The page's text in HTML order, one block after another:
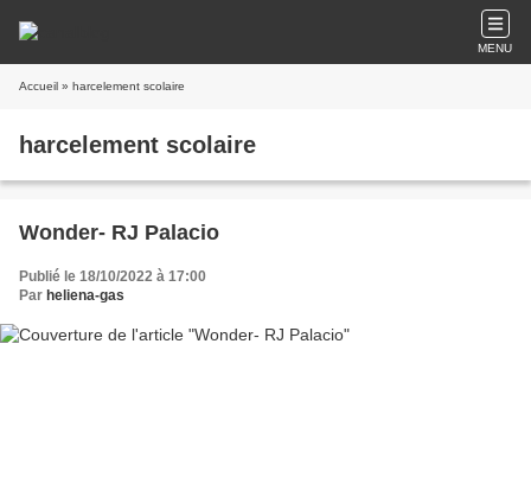
MENU
Accueil » harcelement scolaire
harcelement scolaire
Wonder- RJ Palacio
Publié le 18/10/2022 à 17:00
Par heliena-gas